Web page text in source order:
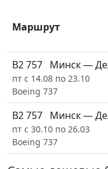
Маршрут
B2 757 Минск —
пт с 14.08 по 23.10
Boeing 737
B2 757 Минск —
пт с 30.10 по 26.03
Boeing 737